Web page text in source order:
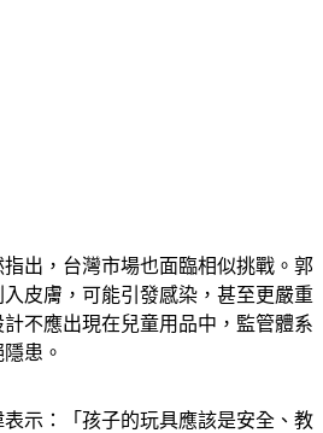
出，台灣市場也面臨相似挑戰。郭
皮膚，可能引發感染，甚至更嚴重
不應出現在兒童用品中，監管體系
患。
示：「孩子的玩具應該是安全、教